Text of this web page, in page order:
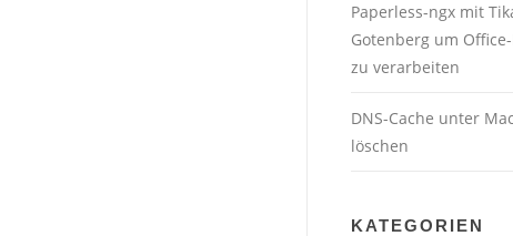
Paperless-ngx mit
Gotenberg um
zu verarbeiten
DNS-Cache unter
löschen
KATEGORIEN